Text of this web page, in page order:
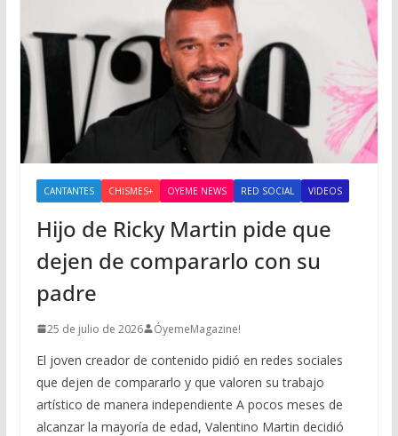
CANTANTES CHISMES+ OYEME NEWS RED SOCIAL VIDEOS
Hijo de Ricky Martin pide que
dejen de compararlo con su
padre
25 de julio de 2026 ÓyemeMagazine!
El joven creador de contenido pidió en redes sociales
que dejen de compararlo y que valoren su trabajo
artístico de manera independiente A pocos meses de
alcanzar la mayoría de edad, Valentino Martin decidió